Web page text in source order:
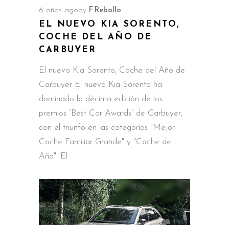
6 años agoby F.Rebollo
EL NUEVO KIA SORENTO,
COCHE DEL AÑO DE
CARBUYER
El nuevo Kia Sorento, Coche del Año de
Carbuyer El nuevo Kia Sorento ha
dominado la décima edición de los
premios “Best Car Awards” de Carbuyer,
con el triunfo en las categorías "Mejor
Coche Familiar Grande" y "Coche del
Año". El